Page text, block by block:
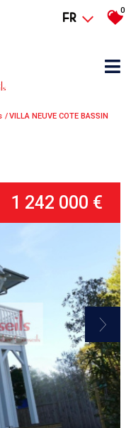
FR
0
VILLA NEUVE COTE BASSIN
1 242 000 €